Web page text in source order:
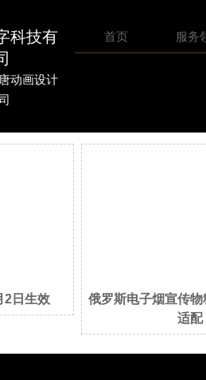
科技有
动画设计
首页 服务
2日生效
俄罗斯电子烟宣传
适配